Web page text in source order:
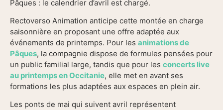
Pâques : le calendrier d’avril est chargé.
Rectoverso Animation anticipe cette montée en charge
saisonnière en proposant une offre adaptée aux
événements de printemps. Pour les animations de
Pâques, la compagnie dispose de formules pensées pour
un public familial large, tandis que pour les concerts live
au printemps en Occitanie, elle met en avant ses
formations les plus adaptées aux espaces en plein air.
Les ponts de mai qui suivent avril représentent